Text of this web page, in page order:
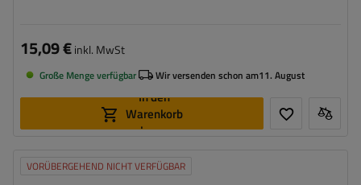
15,09 €inkl. MwSt
Große Menge verfügbar Wir versenden schon am11. August
In den
Warenkorb
legen
VORÜBERGEHEND NICHT VERFÜGBAR